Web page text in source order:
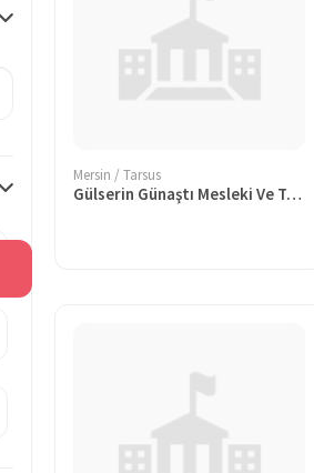
Mersin / Tarsus
Gülserin Günaştı Mesleki Ve Teknik Anadolu Lisesi